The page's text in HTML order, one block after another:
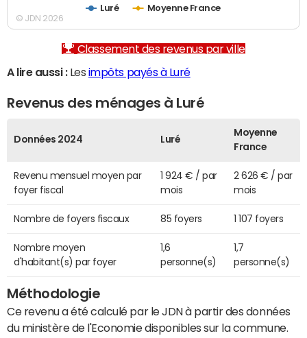
Luré Moyenne France
© JDN 2026
Classement des revenus par ville
A lire aussi :Les impôts payés à Luré
Revenus des ménages à Luré
Données 2024 Luré
Moyenne
France
Revenu mensuel moyen par
foyer fiscal
1 924 € / par
mois
2 626 € / par
mois
Nombre de foyers fiscaux 85 foyers 1 107 foyers
Nombre moyen
d'habitant(s) par foyer
1,6
personne(s)
1,7
personne(s)
Méthodologie
Ce revenu a été calculé par le JDN à partir des données
du ministère de l'Economie disponibles sur la commune.